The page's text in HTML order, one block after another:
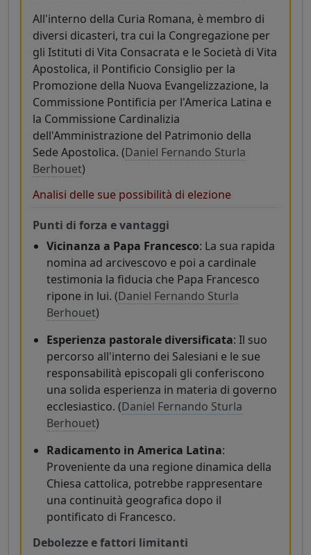
All'interno della Curia Romana, è membro di
diversi dicasteri, tra cui la Congregazione per
gli Istituti di Vita Consacrata e le Società di Vita
Apostolica, il Pontificio Consiglio per la
Promozione della Nuova Evangelizzazione, la
Commissione Pontificia per l'America Latina e
la Commissione Cardinalizia
dell'Amministrazione del Patrimonio della
Sede Apostolica. (Daniel Fernando Sturla
Berhouet)
Analisi delle sue possibilità di elezione
Punti di forza e vantaggi
Vicinanza a Papa Francesco: La sua rapida
nomina ad arcivescovo e poi a cardinale
testimonia la fiducia che Papa Francesco
ripone in lui. (Daniel Fernando Sturla
Berhouet)
Esperienza pastorale diversificata: Il suo
percorso all'interno dei Salesiani e le sue
responsabilità episcopali gli conferiscono
una solida esperienza in materia di governo
ecclesiastico. (Daniel Fernando Sturla
Berhouet)
Radicamento in America Latina:
Proveniente da una regione dinamica della
Chiesa cattolica, potrebbe rappresentare
una continuità geografica dopo il
pontificato di Francesco.
Debolezze e fattori limitanti